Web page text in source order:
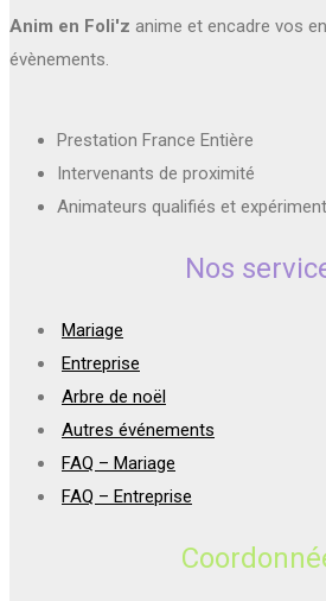
Anim en Foli'z anime et encadre vos
évènements.
Prestation France Entière
Intervenants de proximité
Animateurs qualifiés et
Nos
Mariage
Entreprise
Arbre de noël
Autres événements
FAQ – Mariage
FAQ – Entreprise